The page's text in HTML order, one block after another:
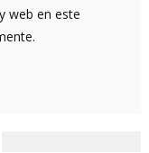
web en este